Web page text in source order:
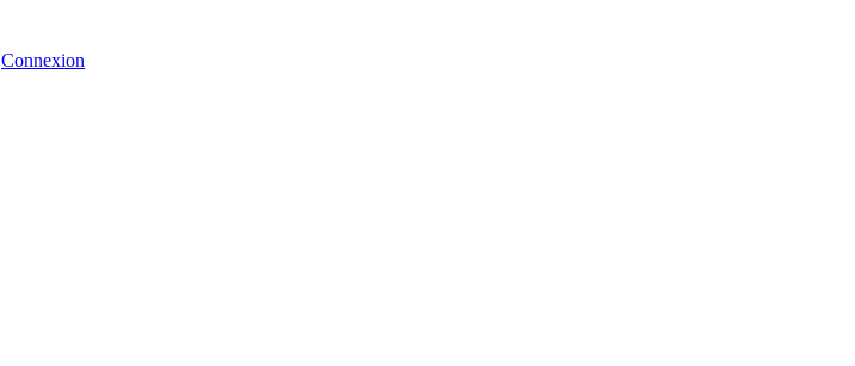
Connexion